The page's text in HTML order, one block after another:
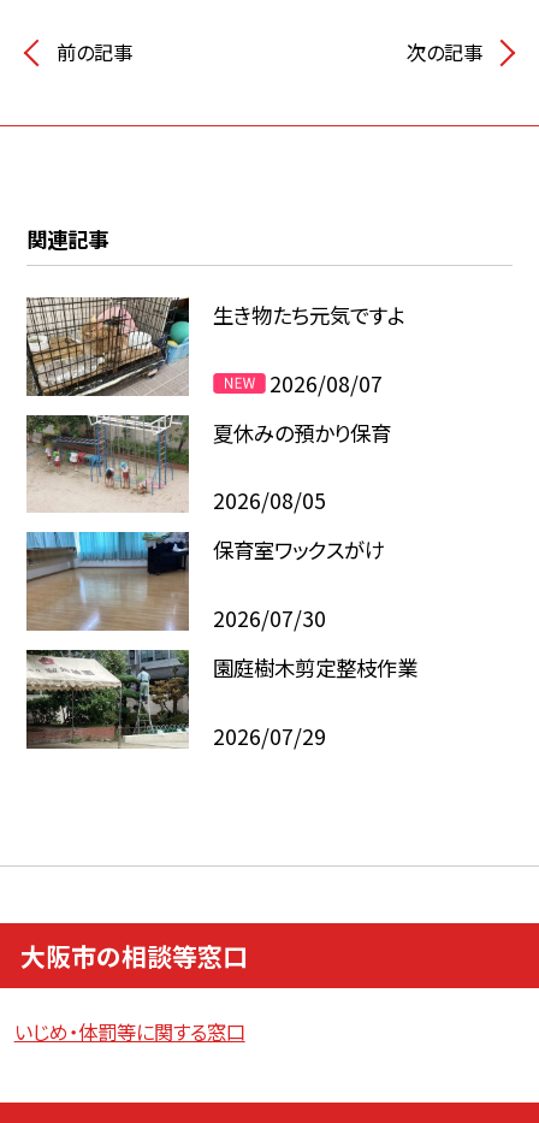
前の記事 次の記事
関連記事
生き物たち元気ですよ
2026/08/07
夏休みの預かり保育
2026/08/05
保育室ワックスがけ
2026/07/30
園庭樹木剪定整枝作業
2026/07/29
大阪市の相談等窓口
いじめ・体罰等に関する窓口